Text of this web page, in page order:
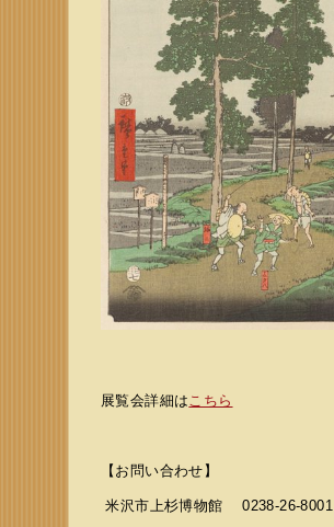
展覧会詳細はこちら
【お問い合わせ】
米沢市上杉博物館 0238-26-8001